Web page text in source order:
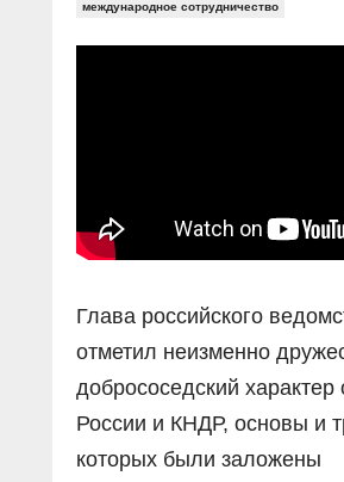
Социальные ролики
Документальные фильмы
Прямой разговор
В знании сила
О ПОРТАЛЕ
международное сотрудничество
Глава российского
отметил неизменно
добрососедский
России и КНДР, основы и
которых были заложены